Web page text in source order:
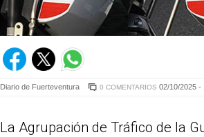
Diario de Fuerteventura 0 COMENTARIOS 02/10/2025 -
La Agrupación de Tráfico de la